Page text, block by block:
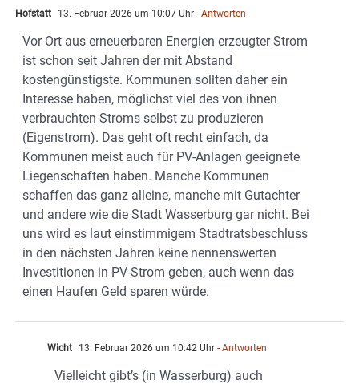
Hofstatt 13. Februar 2026 um 10:07 Uhr - Antworten
Vor Ort aus erneuerbaren Energien erzeugter Strom
ist schon seit Jahren der mit Abstand
kostengünstigste. Kommunen sollten daher ein
Interesse haben, möglichst viel des von ihnen
verbrauchten Stroms selbst zu produzieren
(Eigenstrom). Das geht oft recht einfach, da
Kommunen meist auch für PV-Anlagen geeignete
Liegenschaften haben. Manche Kommunen
schaffen das ganz alleine, manche mit Gutachter
und andere wie die Stadt Wasserburg gar nicht. Bei
uns wird es laut einstimmigem Stadtratsbeschluss
in den nächsten Jahren keine nennenswerten
Investitionen in PV-Strom geben, auch wenn das
einen Haufen Geld sparen würde.
Wicht 13. Februar 2026 um 10:42 Uhr - Antworten
Vielleicht gibt’s (in Wasserburg) auch